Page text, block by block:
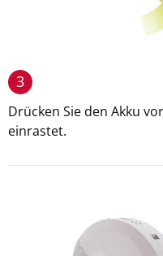
3
Drücken Sie den Akku
einrastet.